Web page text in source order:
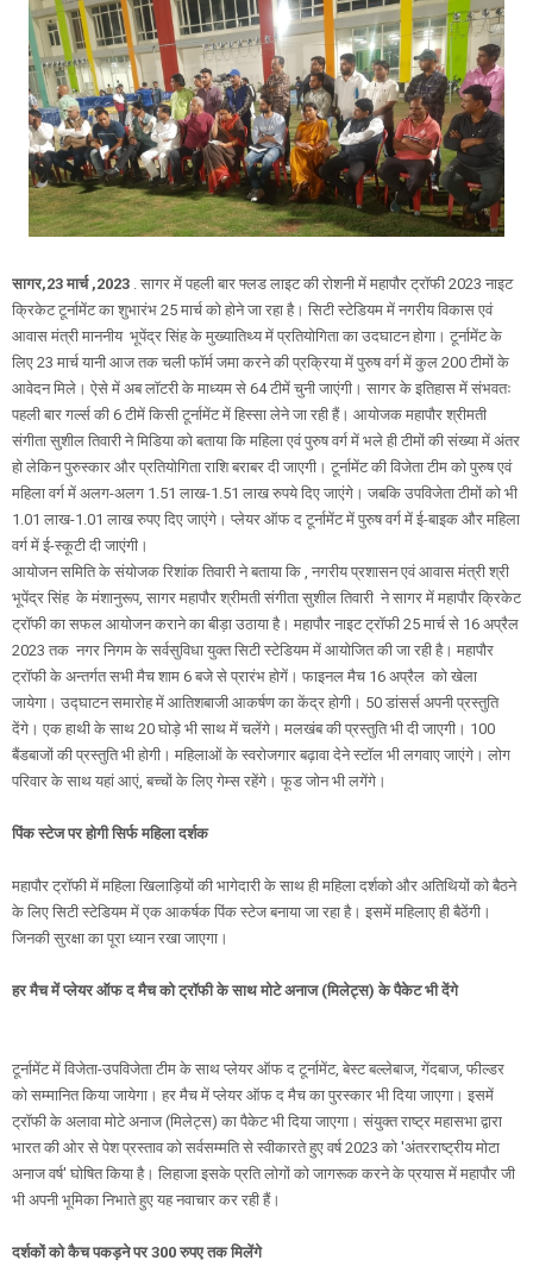
सागर,23 मार्च ,2023 . सागर में पहली बार फ्लड लाइट की रोशनी में महापौर ट्रॉफी 2023 नाइट
क्रिकेट टूर्नामेंट का शुभारंभ 25 मार्च को होने जा रहा है। सिटी स्टेडियम में नगरीय विकास एवं
आवास मंत्री माननीय भूपेंद्र सिंह के मुख्यातिथ्य में प्रतियोगिता का उदघाटन होगा। टूर्नामेंट के
लिए 23 मार्च यानी आज तक चली फॉर्म जमा करने की प्रक्रिया में पुरुष वर्ग में कुल 200 टीमों के
आवेदन मिले। ऐसे में अब लॉटरी के माध्यम से 64 टीमें चुनी जाएंगी। सागर के इतिहास में संभवतः
पहली बार गर्ल्स की 6 टीमें किसी टूर्नामेंट में हिस्सा लेने जा रही हैं। आयोजक महापौर श्रीमती
संगीता सुशील तिवारी ने मिडिया को बताया कि महिला एवं पुरुष वर्ग में भले ही टीमों की संख्या में अंतर
हो लेकिन पुरुस्कार और प्रतियोगिता राशि बराबर दी जाएगी। टूर्नामेंट की विजेता टीम को पुरुष एवं
महिला वर्ग में अलग-अलग 1.51 लाख-1.51 लाख रुपये दिए जाएंगे। जबकि उपविजेता टीमों को भी
1.01 लाख-1.01 लाख रुपए दिए जाएंगे। प्लेयर ऑफ द टूर्नामेंट में पुरुष वर्ग में ई-बाइक और महिला
वर्ग में ई-स्कूटी दी जाएंगी।
आयोजन समिति के संयोजक रिशांक तिवारी ने बताया कि , नगरीय प्रशासन एवं आवास मंत्री श्री
भूपेंद्र सिंह के मंशानुरूप, सागर महापौर श्रीमती संगीता सुशील तिवारी ने सागर में महापौर क्रिकेट
ट्रॉफी का सफल आयोजन कराने का बीड़ा उठाया है। महापौर नाइट ट्रॉफी 25 मार्च से 16 अप्रैल
2023 तक नगर निगम के सर्वसुविधा युक्त सिटी स्टेडियम में आयोजित की जा रही है। महापौर
ट्रॉफी के अन्तर्गत सभी मैच शाम 6 बजे से प्रारंभ होगें। फाइनल मैच 16 अप्रैल को खेला
जायेगा। उद्घाटन समारोह में आतिशबाजी आकर्षण का केंद्र होगी। 50 डांसर्स अपनी प्रस्तुति
देंगे। एक हाथी के साथ 20 घोड़े भी साथ में चलेंगे। मलखंब की प्रस्तुति भी दी जाएगी। 100
बैंडबाजों की प्रस्तुति भी होगी। महिलाओं के स्वरोजगार बढ़ावा देने स्टॉल भी लगवाए जाएंगे। लोग
परिवार के साथ यहां आएं, बच्चों के लिए गेम्स रहेंगे। फूड जोन भी लगेंगे।
पिंक स्टेज पर होगी सिर्फ महिला दर्शक
महापौर ट्रॉफी में महिला खिलाड़ियों की भागेदारी के साथ ही महिला दर्शको और अतिथियों को बैठने
के लिए सिटी स्टेडियम में एक आकर्षक पिंक स्टेज बनाया जा रहा है। इसमें महिलाए ही बैठेंगी।
जिनकी सुरक्षा का पूरा ध्यान रखा जाएगा।
हर मैच में प्लेयर ऑफ द मैच को ट्रॉफी के साथ मोटे अनाज (मिलेट्स) के पैकेट भी देंगे
टूर्नामेंट में विजेता-उपविजेता टीम के साथ प्लेयर ऑफ द टूर्नामेंट, बेस्ट बल्लेबाज, गेंदबाज, फील्डर
को सम्मानित किया जायेगा। हर मैच में प्लेयर ऑफ द मैच का पुरस्कार भी दिया जाएगा। इसमें
ट्रॉफी के अलावा मोटे अनाज (मिलेट्स) का पैकेट भी दिया जाएगा। संयुक्त राष्ट्र महासभा द्वारा
भारत की ओर से पेश प्रस्ताव को सर्वसम्मति से स्वीकारते हुए वर्ष 2023 को 'अंतरराष्ट्रीय मोटा
अनाज वर्ष' घोषित किया है। लिहाजा इसके प्रति लोगों को जागरूक करने के प्रयास में महापौर जी
भी अपनी भूमिका निभाते हुए यह नवाचार कर रही हैं।
दर्शकों को कैच पकड़ने पर 300 रुपए तक मिलेंगे